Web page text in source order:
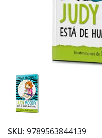
SKU: 9789563844139